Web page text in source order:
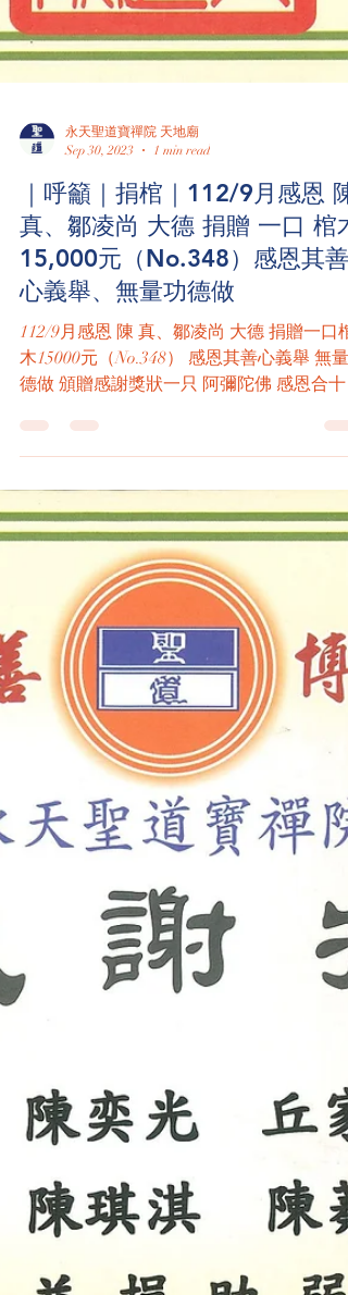
永天聖道寶禪院 天地廟
Sep 30, 2023
1 min read
｜呼籲｜捐棺｜112/9月感恩 陳
真、鄒凌尚 大德 捐贈 一口 棺木
15,000元（No.348）感恩其善
心義舉、無量功德做
112/9月感恩 陳 真、鄒凌尚 大德 捐贈一口棺
木15000元（No.348） 感恩其善心義舉 無量
德做 頒贈感謝獎狀一只 阿彌陀佛 感恩合十 感
恩參與【善知識】 積善之家慶有餘 今無功德
人要善『做善事培福』今有功德更要善『做
事培德』 ※...